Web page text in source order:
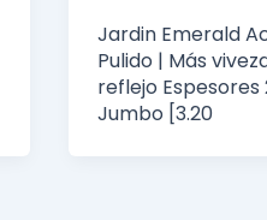
Jardin Emerald
Pulido | Más
reflejo
Jumbo [3.20